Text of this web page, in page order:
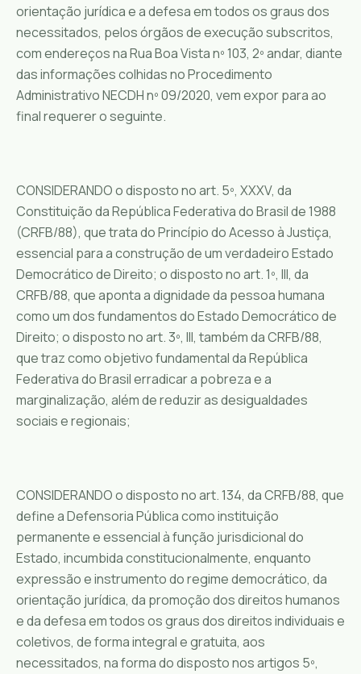
orientação jurídica e a defesa em todos os graus dos
necessitados, pelos órgãos de execução subscritos,
com endereços na Rua Boa Vista nº 103, 2º andar, diante
das informações colhidas no Procedimento
Administrativo NECDH nº 09/2020, vem expor para ao
final requerer o seguinte.
CONSIDERANDO o disposto no art. 5º, XXXV, da
Constituição da República Federativa do Brasil de 1988
(CRFB/88), que trata do Princípio do Acesso à Justiça,
essencial para a construção de um verdadeiro Estado
Democrático de Direito; o disposto no art. 1º, III, da
CRFB/88, que aponta a dignidade da pessoa humana
como um dos fundamentos do Estado Democrático de
Direito; o disposto no art. 3º, III, também da CRFB/88,
que traz como objetivo fundamental da República
Federativa do Brasil erradicar a pobreza e a
marginalização, além de reduzir as desigualdades
sociais e regionais;
CONSIDERANDO o disposto no art. 134, da CRFB/88, que
define a Defensoria Pública como instituição
permanente e essencial à função jurisdicional do
Estado, incumbida constitucionalmente, enquanto
expressão e instrumento do regime democrático, da
orientação jurídica, da promoção dos direitos humanos
e da defesa em todos os graus dos direitos individuais e
coletivos, de forma integral e gratuita, aos
necessitados, na forma do disposto nos artigos 5º,